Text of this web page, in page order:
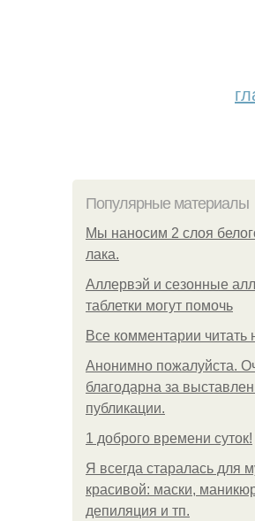
Популярные материалы
Мы наносим 2 слоя
лака.
Аллервэй и сезонные
таблетки могут помочь
Все комментарии читать
Анонимно пожалуйста.
благодарна за
публикации.
1 доброго времени суток!
Я всегда старалась для
красивой: маски,
депиляция и тп.